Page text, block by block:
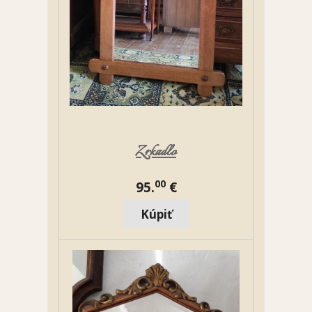
Zrkadlo
95.00€